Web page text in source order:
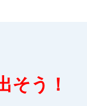
そう！